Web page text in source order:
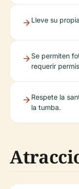
Lleve su
Se permiten
requerir
Respete la
la tumba.